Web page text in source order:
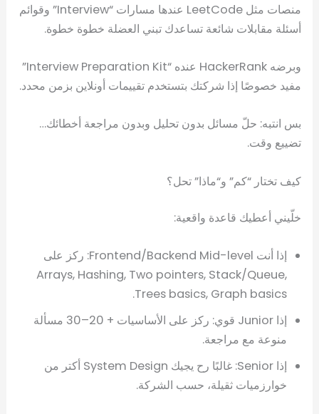
منصات مثل LeetCode عندها مسارات “Interview” وقوائم
أسئلة مقابلات شائعة تساعدك تبني العضلة خطوة خطوة.
وبرضه HackerRank عنده “Interview Preparation Kit”
مفيد خصوصًا إذا شركتك بتستخدم تقييمات أونلاين بزمن محدد.
بس انتبه: حلّ مسائل بدون تحليل وبدون مراجعة أخطائك…
تضييع وقت.
كيف تختار “كم” و“ماذا” تحل؟
خلّيني أعطيك قاعدة واقعية:
إذا أنت Frontend/Backend Mid-level: ركز على
Arrays, Hashing, Two pointers, Stack/Queue,
Trees basics, Graph basics.
إذا Junior قوي: ركز على الأساسيات + 20–30 مسألة
منوعة مع مراجعة.
إذا Senior: غالبًا رح يجيك System Design أكتر من
خوارزميات ثقيلة، حسب الشركة.